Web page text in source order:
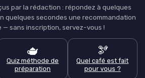
par la rédaction : répondez à quelques
quelques secondes une recommandation
— sans inscription, servez-vous !
🫖
Quiz méthode de
préparation
🫘
Quel café est fait
pour vous ?